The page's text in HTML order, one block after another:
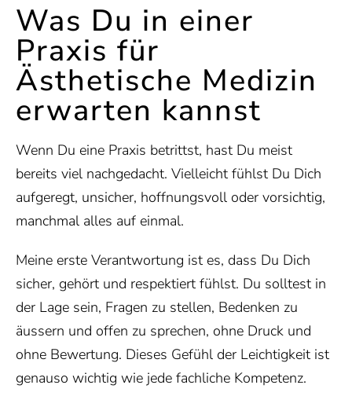
Was Du in einer
Praxis für
Ästhetische Medizin
erwarten kannst
Wenn Du eine Praxis betrittst, hast Du meist
bereits viel nachgedacht. Vielleicht fühlst Du Dich
aufgeregt, unsicher, hoffnungsvoll oder vorsichtig,
manchmal alles auf einmal.
Meine erste Verantwortung ist es, dass Du Dich
sicher, gehört und respektiert fühlst. Du solltest in
der Lage sein, Fragen zu stellen, Bedenken zu
äussern und offen zu sprechen, ohne Druck und
ohne Bewertung. Dieses Gefühl der Leichtigkeit ist
genauso wichtig wie jede fachliche Kompetenz.